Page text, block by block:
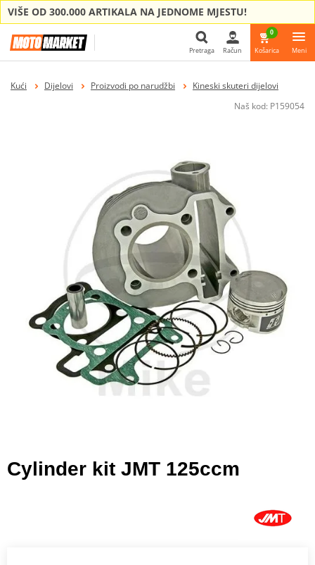
VIŠE OD 300.000 ARTIKALA NA JEDNOME MJESTU!
Pretraga
Pretraga Račun
0
Košarica Meni
Kući Dijelovi Proizvodi po narudžbi
Kineski skuteri dijelovi
Naš kod: P159054
Cylinder kit JMT 125ccm